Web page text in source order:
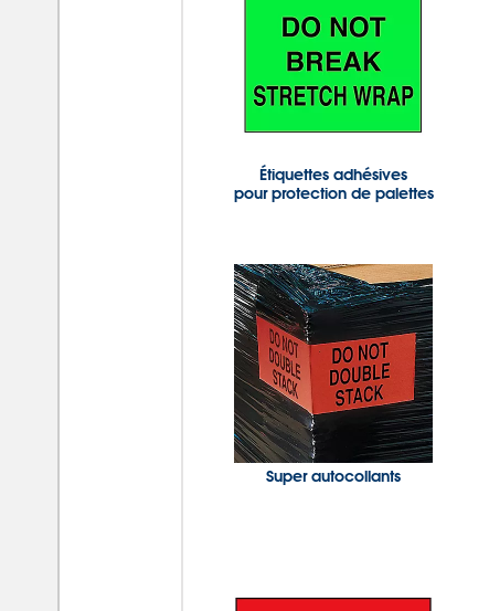
Étiquettes adhésives
pour protection de palettes
Super autocollants